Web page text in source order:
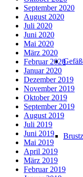
September 2020
August 2020
Juli 2020
Juni 2020
Mai 2020
März 2020
Februar 2020
Januar 2020
Dezember 2019
November 2019
Oktober 2019
September 2019
August 2019
Juli 2019
Juni 2019
Mai 2019
April 2019
März 2019
Februar 2019